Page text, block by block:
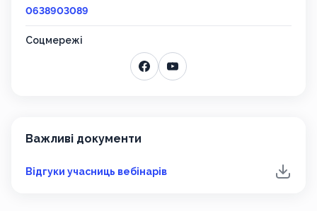
0638903089
Соцмережі
Важливі документи
Відгуки учасниць вебінарів